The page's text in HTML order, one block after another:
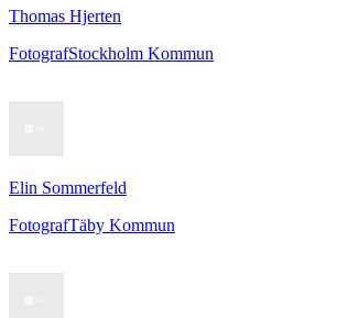
Thomas Hjerten
FotografStockholm Kommun
Elin Sommerfeld
FotografTäby Kommun